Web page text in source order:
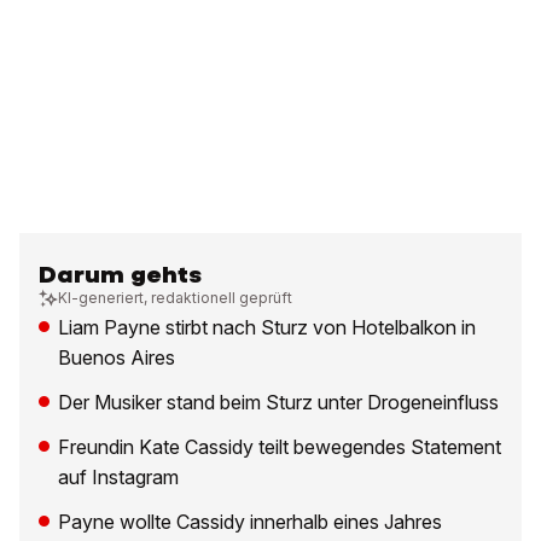
Darum gehts
KI-generiert, redaktionell geprüft
Liam Payne stirbt nach Sturz von Hotelbalkon in
Buenos Aires
Der Musiker stand beim Sturz unter Drogeneinfluss
Freundin Kate Cassidy teilt bewegendes Statement
auf Instagram
Payne wollte Cassidy innerhalb eines Jahres